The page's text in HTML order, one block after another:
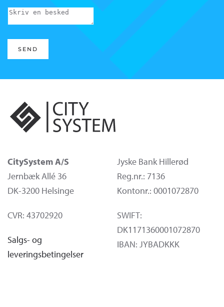
SEND
CitySystem A/S
Jernbæk Allé 36
DK-3200 Helsinge
CVR: 43702920
Salgs- og
leveringsbetingelser
Jyske Bank Hillerød
Reg.nr.: 7136
Kontonr.: 0001072870
SWIFT:
DK1171360001072870
IBAN: JYBADKKK